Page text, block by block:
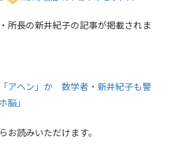
所長の新井紀子の記事が掲載されま
アヘン」か 数学者・新井紀子も警
脳」
お読みいただけます。